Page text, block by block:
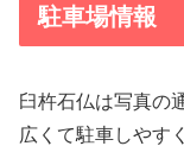
駐車場情報
臼杵石仏は写真の
広くて駐車しやす